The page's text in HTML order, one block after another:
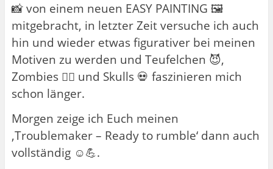
📸 von einem neuen EASY PAINTING 🖼️
mitgebracht, in letzter Zeit versuche ich auch
hin und wieder etwas figurativer bei meinen
Motiven zu werden und Teufelchen 😈,
Zombies 🧟‍♂️ und Skulls 💀 faszinieren mich
schon länger.
Morgen zeige ich Euch meinen
‚Troublemaker – Ready to rumble‘ dann auch
vollständig ☺️💪.